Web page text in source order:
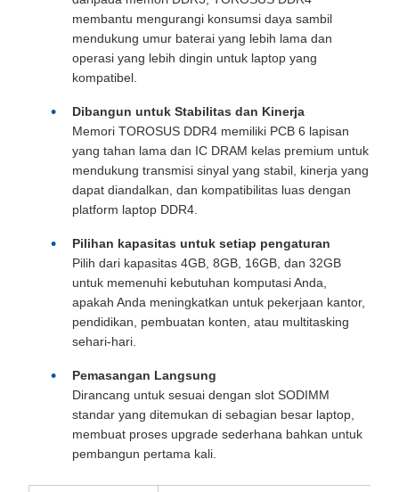
membantu mengurangi konsumsi daya sambil
mendukung umur baterai yang lebih lama dan
operasi yang lebih dingin untuk laptop yang
kompatibel.
Dibangun untuk Stabilitas dan Kinerja
Memori TOROSUS DDR4 memiliki PCB 6 lapisan
yang tahan lama dan IC DRAM kelas premium untuk
mendukung transmisi sinyal yang stabil, kinerja yang
dapat diandalkan, dan kompatibilitas luas dengan
platform laptop DDR4.
Pilihan kapasitas untuk setiap pengaturan
Pilih dari kapasitas 4GB, 8GB, 16GB, dan 32GB
untuk memenuhi kebutuhan komputasi Anda,
apakah Anda meningkatkan untuk pekerjaan kantor,
pendidikan, pembuatan konten, atau multitasking
sehari-hari.
Pemasangan Langsung
Dirancang untuk sesuai dengan slot SODIMM
standar yang ditemukan di sebagian besar laptop,
membuat proses upgrade sederhana bahkan untuk
pembangun pertama kali.